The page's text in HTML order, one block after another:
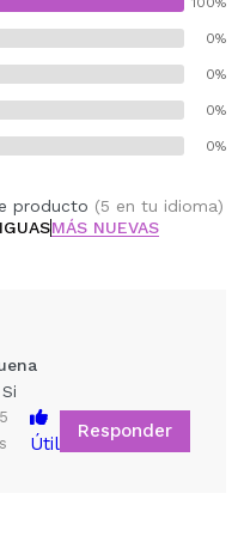
0%
0%
0%
0%
producto (5 en tu idioma)
MÁS NUEVAS
Si
Útil
Responder